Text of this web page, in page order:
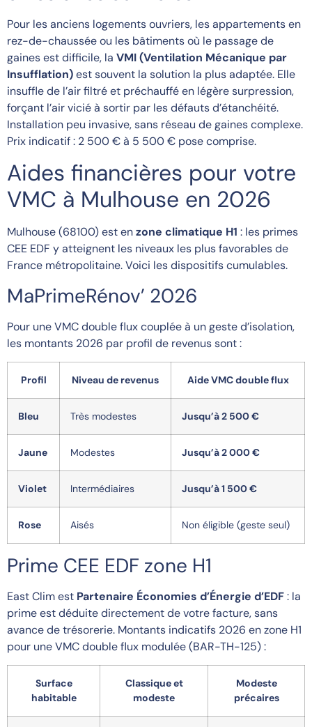
Pour les anciens logements ouvriers, les appartements en
rez-de-chaussée ou les bâtiments où le passage de
gaines est difficile, la VMI (Ventilation Mécanique par
Insufflation)est souvent la solution la plus adaptée. Elle
insuffle de l’air filtré et préchauffé en légère surpression,
forçant l’air vicié à sortir par les défauts d’étanchéité.
Installation peu invasive, sans réseau de gaines complexe.
Prix indicatif : 2 500 € à 5 500 € pose comprise.
Aides financières pour votre
VMC à Mulhouse en 2026
Mulhouse (68100) est enzone climatique H1 : les primes
CEE EDF y atteignent les niveaux les plus favorables de
France métropolitaine. Voici les dispositifs cumulables.
MaPrimeRénov’ 2026
Pour une VMC double flux couplée à un geste d’isolation,
les montants 2026 par profil de revenus sont :
Profil Niveau de revenus Aide VMC double flux
Bleu Très modestes Jusqu’à 2 500 €
Jaune Modestes Jusqu’à 2 000 €
Violet Intermédiaires Jusqu’à 1 500 €
Rose Aisés Non éligible (geste seul)
Prime CEE EDF zone H1
East Clim est Partenaire Économies d’Énergie d’EDF: la
prime est déduite directement de votre facture, sans
avance de trésorerie. Montants indicatifs 2026 en zone H1
pour une VMC double flux modulée (BAR-TH-125) :
Surface
habitable
Classique et
modeste
Modeste
précaires